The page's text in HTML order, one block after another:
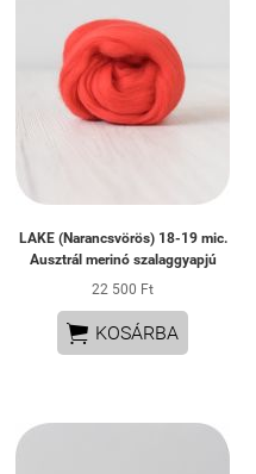
LAKE (Narancsvörös) 18-19 mic.
Ausztrál merinó szalaggyapjú
22 500 Ft
 KOSÁRBA